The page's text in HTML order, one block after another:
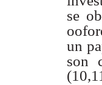
se
un
son